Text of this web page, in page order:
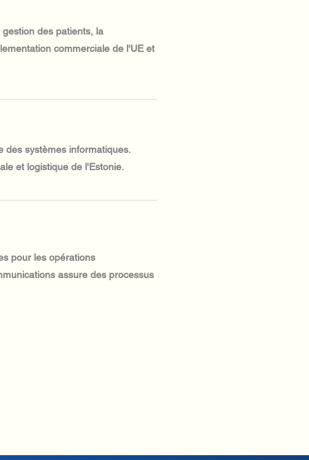
des patients, la
commerciale de l'UE et
des systèmes informatiques.
et logistique de l'Estonie.
pour les opérations
assure des processus